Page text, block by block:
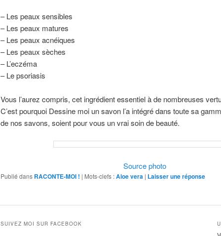
– Les peaux sensibles
– Les peaux matures
– Les peaux acnéiques
– Les peaux sèches
– L’eczéma
– Le psoriasis
Vous l’aurez compris, cet ingrédient essentiel à de nombreuses
C’est pourquoi Dessine moi un savon l’a intégré dans toute sa
de nos savons, soient pour vous un vrai soin de beauté.
Source photo
Publié dans RACONTE-MOI ! | Mots-clefs :Aloe vera | Laisser une réponse
SUIVEZ MOI SUR FACEBOOK